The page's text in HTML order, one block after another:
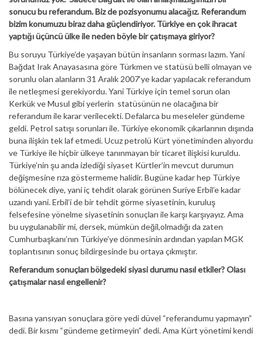
sonucu bu referandum. Biz de pozisyonumu alacağız. Referandum
bizim konumuzu biraz daha güçlendiriyor. Türkiye en çok ihracat
yaptığı üçüncü ülke ile neden böyle bir çatışmaya giriyor?
Bu soruyu Türkiye’de yaşayan bütün insanların sorması lazım. Yani
Bağdat Irak Anayasasına göre Türkmen ve statüsü belli olmayan ve
sorunlu olan alanların 31 Aralık 2007‘ye kadar yapılacak referandum
ile netleşmesi gerekiyordu. Yani Türkiye için temel sorun olan
Kerkük ve Musul gibi yerlerin statüsünün ne olacağına bir
referandum ile karar verilecekti. Defalarca bu meseleler gündeme
geldi. Petrol satışı sorunları ile. Türkiye ekonomik çıkarlarının dışında
buna ilişkin tek laf etmedi. Ucuz petrolü Kürt yönetiminden alıyordu
ve Türkiye ile hiçbir ülkeye tanınmayan bir ticaret ilişkisi kuruldu.
Türkiye’nin şu anda izlediği siyaset Kürtler’in mevcut durumun
değişmesine rıza göstermeme halidir. Bugüne kadar hep Türkiye
bölünecek diye, yani iç tehdit olarak görünen Suriye Erbil’e kadar
uzandı yani. Erbil’i de bir tehdit görme siyasetinin, kuruluş
felsefesine yönelme siyasetinin sonuçları ile karşı karşıyayız. Ama
bu uygulanabilir mi, dersek, mümkün değil,olmadığı da zaten
Cumhurbaşkanı’nın Türkiye’ye dönmesinin ardından yapılan MGK
toplantısının sonuç bildirgesinde bu ortaya çıkmıştır.
Referandum sonuçları bölgedeki siyasi durumu nasıl etkiler? Olası
çatışmalar nasıl engellenir?
Basına yansıyan sonuçlara göre yedi düvel “referandumu yapmayın”
dedi. Bir kısmı “gündeme getirmeyin” dedi. Ama Kürt yönetimi kendi